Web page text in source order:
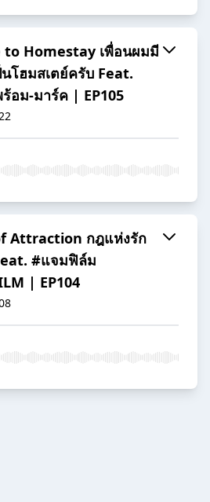
to Homestay เพื่อนผมมี
โฮมสเตย์ครับ Feat.
อม-มาร์ค | EP105
Attraction กฎแห่งรัก
#แจมฟิล์ม
| EP104